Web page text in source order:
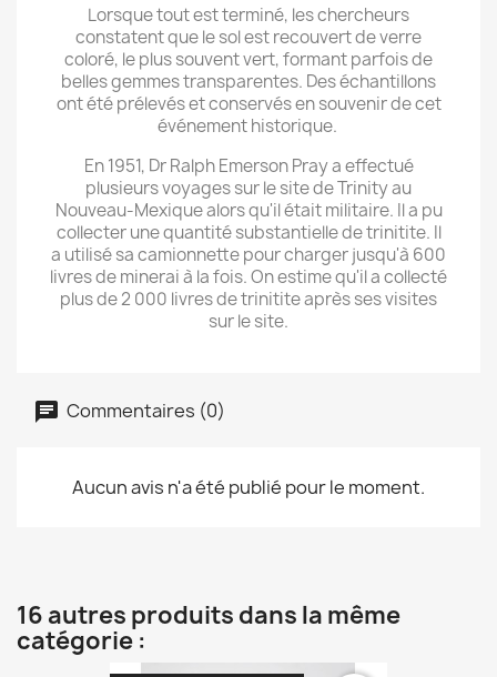
Lorsque tout est terminé, les chercheurs
constatent que le sol est recouvert de verre
coloré, le plus souvent vert, formant parfois de
belles gemmes transparentes. Des échantillons
ont été prélevés et conservés en souvenir de cet
événement historique.
En 1951, Dr Ralph Emerson Pray a effectué
plusieurs voyages sur le site de Trinity au
Nouveau-Mexique alors qu'il était militaire. Il a pu
collecter une quantité substantielle de trinitite. Il
a utilisé sa camionnette pour charger jusqu'à 600
livres de minerai à la fois. On estime qu'il a collecté
plus de 2 000 livres de trinitite après ses visites
sur le site.
Commentaires (0)
Aucun avis n'a été publié pour le moment.
16 autres produits dans la même
catégorie :